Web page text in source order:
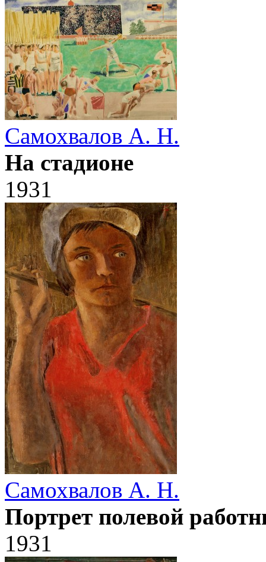
Самохвалов А. Н.
На стадионе
1931
Самохвалов А. Н.
Портрет полевой
1931